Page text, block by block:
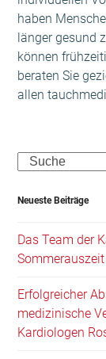
haben
länger gesund
können
beraten Sie
allen
Search
Neueste Beiträge
Das Team der
Erfolgreicher
medizinische
Kardiologen